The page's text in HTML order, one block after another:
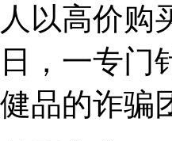
人以高价
日，一专门
健品的诈骗